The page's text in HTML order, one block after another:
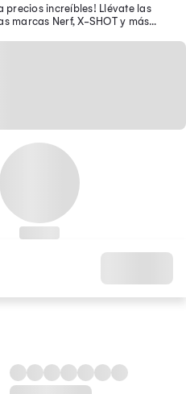
precios increíbles! Llévate las
marcas Nerf, X-SHOT y más